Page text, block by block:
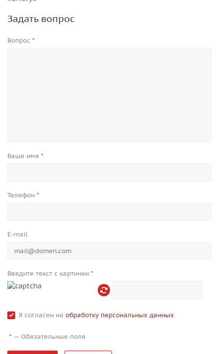
Задать вопрос
Вопрос *
Ваше имя *
Телефон *
E-mail
Введите текст с картинки *
Я согласен на обработку персональных данных
* — Обязательные поля